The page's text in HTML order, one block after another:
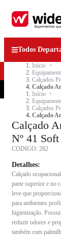
Todos
Início
Calçados
Calçado
Início
Calçados
Calçado
Calçado
Nº 41
CODIGO: 282
Detalhes:
Calçado
parte superior e no
leve que
para ambientes
higienização.
reduzir odores e
também com